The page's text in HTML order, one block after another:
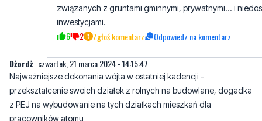
związanych z gruntami gminnymi, prywatnymi... i
inwestycjami.
6 2 Zgłoś komentarz Odpowiedz na komentarz
Dżordż czwartek, 21 marca 2024 - 14:15:47
Najważniejsze dokonania wójta w ostatniej kadencji -
przekształcenie swoich działek z rolnych na budowlane, dogadka
z PEJ na wybudowanie na tych działkach mieszkań dla
pracowników atomu